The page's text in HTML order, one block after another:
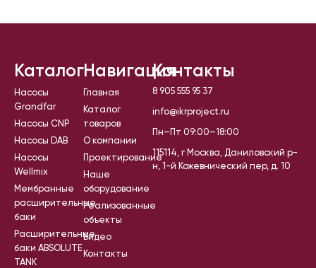
Каталог
Насосы
Grandfar
Насосы CNP
Насосы DAB
Насосы
Wellmix
Мембранные
расширительные
баки
Расширительные
баки ABSOLUTE
TANK
Навигация
Главная
Каталог
товаров
О компании
Проектирование
Наше
оборудование
Реализованные
объекты
Видео
Контакты
Контакты
8 905 555 95 37
info@ikrproject.ru
Пн–Пт 09:00–18:00
115114, г Москва, Даниловский р-
н, 1-й Кожевнический пер, д. 10